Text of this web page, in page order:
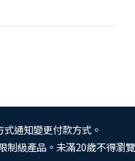
通知變更付款方式。
制級產品。未滿20歲不得瀏覽